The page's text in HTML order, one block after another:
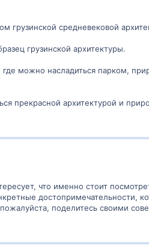
грузинской средневековой
грузинской архитектуры.
можно насладиться парком,
прекрасной архитектурой и
что именно стоит
достопримечательности,
поделитесь своими